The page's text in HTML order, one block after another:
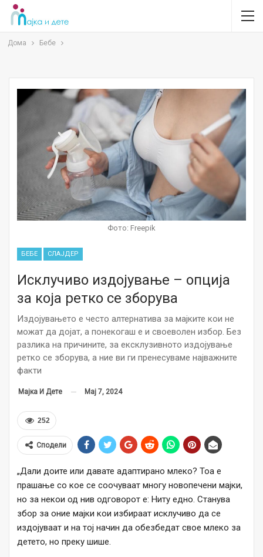
Дома Бебе
Фото: Freepik
БЕБЕ СЛАЈДЕР
Исклучиво издојување – опција
за која ретко се зборува
Издојувањето е често алтернатива за мајките кои не
можат да дојат, а понекогаш е и своеволен избор. Без
разлика на причините, за ексклузивното издојување
ретко се зборува, а ние ви ги пренесуваме најважните
факти
Мајка И Дете Мај 7, 2024
252
Сподели
„Дали доите или давате адаптирано млеко? Тоа е
прашање со кое се соочуваат многу новопечени мајки,
но за некои од нив одговорот е: Ниту едно. Станува
збор за оние мајки кои избираат исклучиво да се
издојуваат и на тој начин да обезбедат свое млеко за
детето, но преку шише.